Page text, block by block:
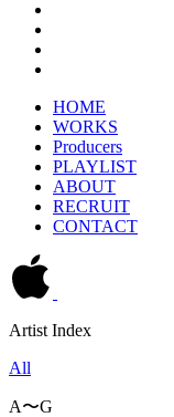
HOME
WORKS
Producers
PLAYLIST
ABOUT
RECRUIT
CONTACT
Artist Index
All
A〜G